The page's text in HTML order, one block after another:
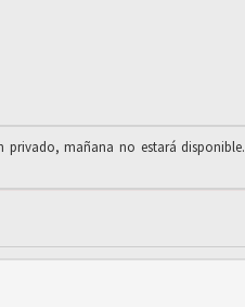
privado, mañana no estará disponible.